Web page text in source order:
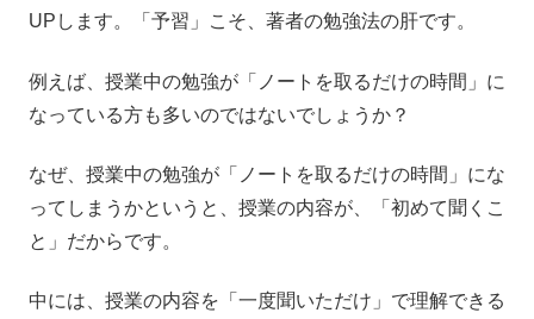
UPします。「予習」こそ、著者の勉強法の肝です。
例えば、授業中の勉強が「ノートを取るだけの時間」に
なっている方も多いのではないでしょうか？
なぜ、授業中の勉強が「ノートを取るだけの時間」にな
ってしまうかというと、授業の内容が、「初めて聞くこ
と」だからです。
中には、授業の内容を「一度聞いただけ」で理解できる